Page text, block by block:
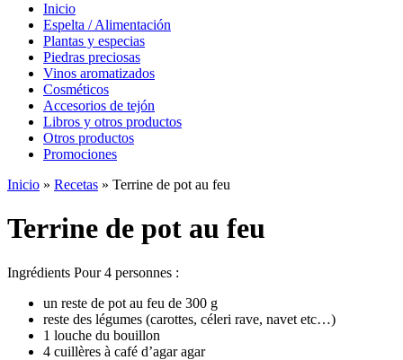
Inicio
Espelta / Alimentación
Plantas y especias
Piedras preciosas
Vinos aromatizados
Cosméticos
Accesorios de tejón
Libros y otros productos
Otros productos
Promociones
Inicio » Recetas » Terrine de pot au feu
Terrine de pot au feu
Ingrédients Pour 4 personnes :
un reste de pot au feu de 300 g
reste des légumes (carottes, céleri rave, navet etc…)
1 louche du bouillon
4 cuillères à café d’agar agar